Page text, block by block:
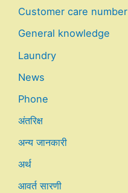
Customer care number
General knowledge
Laundry
News
Phone
अंतरिक्ष
अन्य जानकारी
अर्थ
आवर्त सारणी